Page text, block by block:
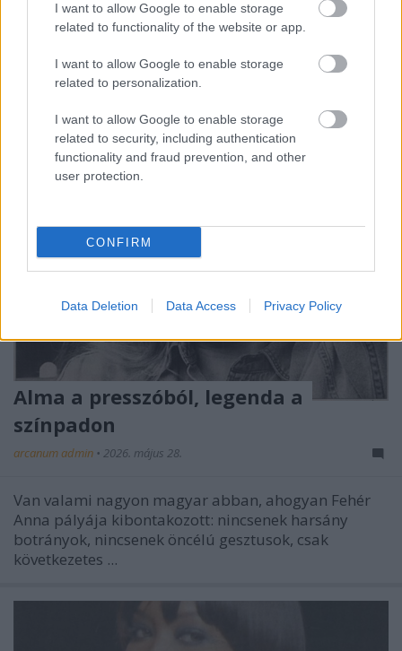
I want to allow Google to enable storage
related to functionality of the website or app.
I want to allow Google to enable storage
related to personalization.
I want to allow Google to enable storage
related to security, including authentication
functionality and fraud prevention, and other
user protection.
CONFIRM
Data Deletion Data Access Privacy Policy
Világszerte június 3-án tartják a kerékpározás
2018-ban. Méghozzá azzal a céllal, hogy ...
Alma a presszóból, legenda a
színpadon
arcanum admin • 2026. május 28.
Van valami nagyon magyar abban, ahogyan Fehér
Anna pályája kibontakozott: nincsenek harsány
botrányok, nincsenek öncélú gesztusok, csak
következetes ...